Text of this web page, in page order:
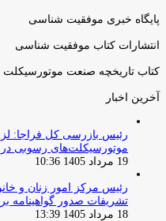
پایگاه خبری موفقیت شناسی
انتشارات کتاب موفقیت شناسی
کتاب تاریخچه صنعت موتورسیکلت
آخرین اخبار
رئیس بازرسی کل فراجا:
موتورسیکلت‌های رسوبی در
19 مرداد 1405 10:36
رئیس مرکز امور زنان و
تشریفات صدور گواهینامه
18 مرداد 1405 13:39